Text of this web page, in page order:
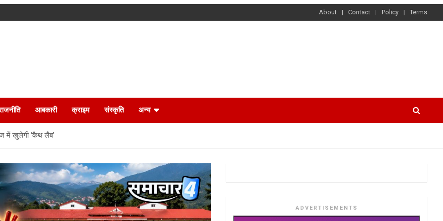
About Contact Policy Terms
आबकारी क्राइम संस्कृति अन्य
में खुलेगी ‘कैथ लैब’
ADVERTISEMENTS